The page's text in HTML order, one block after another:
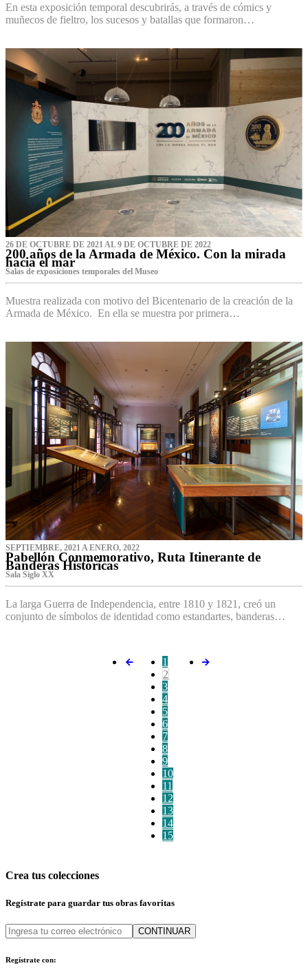
En esta exposición temporal descubrirás, a través de cómics y
muñecos de fieltro, los sucesos y batallas que formaron…
26 DE OCTUBRE DE 2021 AL 9 DE OCTUBRE DE 2022
200 años de la Armada de México. Con la mirada
hacia el mar
Salas de exposiciones temporales del Museo‌
Muestra realizada con motivo del Bicentenario de la creación de la
Armada de México. En ella se muestra por primera…
SEPTIEMBRE, 2021 A ENERO, 2022
Pabellón Conmemorativo, Ruta Itinerante de
Banderas Históricas
Sala Siglo XX
La larga Guerra de Independencia, entre 1810 y 1821, creó un
conjunto de símbolos de identidad como estandartes, banderas…
1
2
3
4
5
6
7
8
9
10
11
12
13
14
15
Crea tus colecciones
Regístrate para guardar tus obras favoritas
CONTINUAR
Regístrate con: